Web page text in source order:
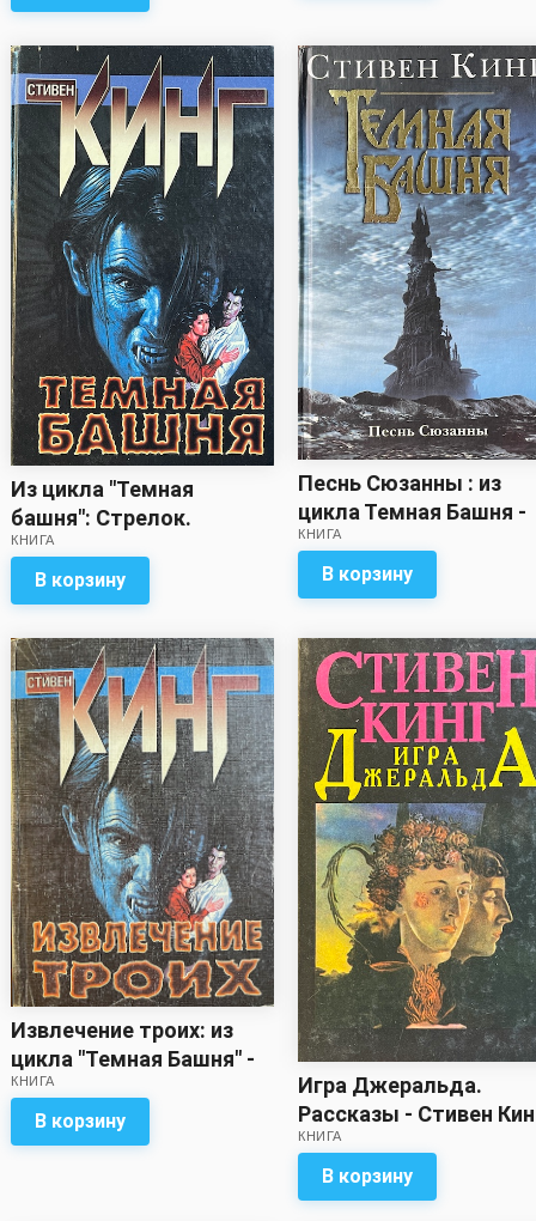
Из цикла "Темная
башня": Стрелок.
Извлечение троих -
Стивен Кинг
КНИГА
В корзину
Песнь Сюзанны : из
цикла Темная Башня -
Стивен Кинг
КНИГА
В корзину
Извлечение троих: из
цикла "Темная Башня" -
Стивен Кинг
КНИГА
В корзину
Игра Джеральда.
Рассказы - Стивен
КНИГА
В корзину